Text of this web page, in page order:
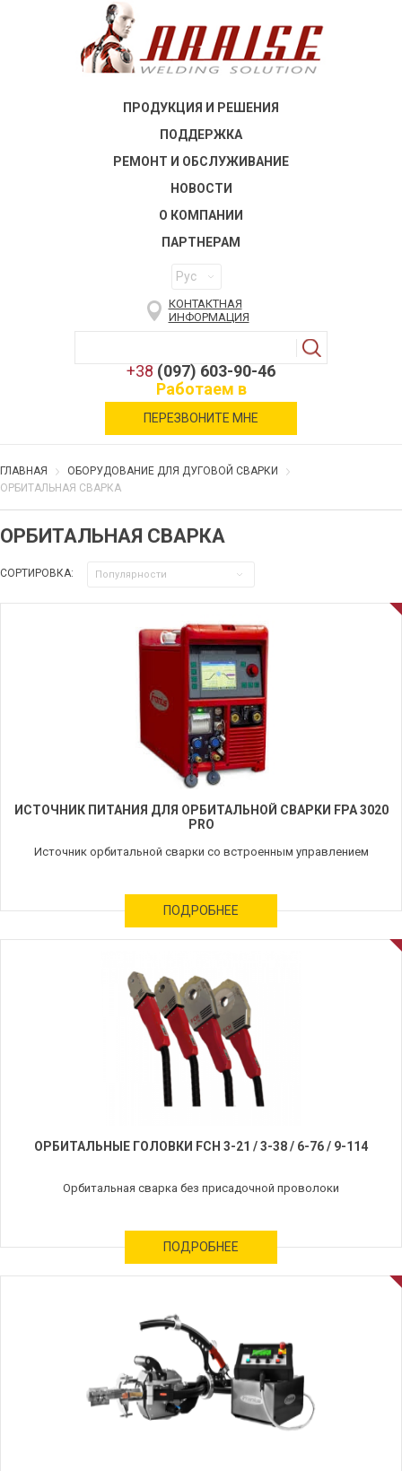
ПРОДУКЦИЯ И РЕШЕНИЯ
ПОДДЕРЖКА
РЕМОНТ И ОБСЛУЖИВАНИЕ
НОВОСТИ
О КОМПАНИИ
ПАРТНЕРАМ
Рус
КОНТАКТНАЯ
ИНФОРМАЦИЯ
+38 (097) 603-90-46
Работаем в
военное время
ПЕРЕЗВОНИТЕ МНЕ
ГЛАВНАЯ
ОБОРУДОВАНИЕ ДЛЯ ДУГОВОЙ СВАРКИ
ОРБИТАЛЬНАЯ СВАРКА
ОРБИТАЛЬНАЯ СВАРКА
СОРТИРОВКА: Популярности
ИСТОЧНИК ПИТАНИЯ ДЛЯ ОРБИТАЛЬНОЙ СВАРКИ FPA 3020
PRO
Источник орбитальной сварки со встроенным управлением
ПОДРОБНЕЕ
ОРБИТАЛЬНЫЕ ГОЛОВКИ FCH 3-21 / 3-38 / 6-76 / 9-114
Орбитальная сварка без присадочной проволоки
ПОДРОБНЕЕ